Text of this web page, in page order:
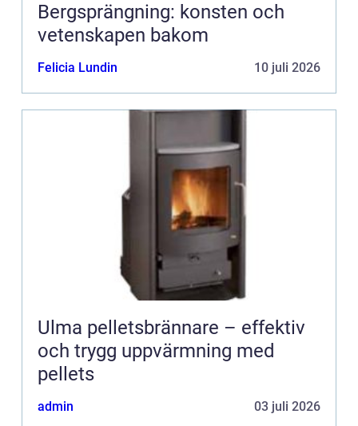
Bergsprängning: konsten och
vetenskapen bakom
Felicia Lundin 10 juli 2026
Ulma pelletsbrännare – effektiv
och trygg uppvärmning med
pellets
admin 03 juli 2026